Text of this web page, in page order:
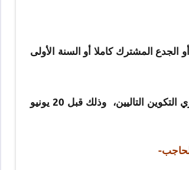
الجدع المشترك كاملا أو السنة الأولى
من أجل اجتياز المباراة، تبعث ملفات الترشيح عن طريق البريد إلى عنواني أحد مركزي التكوين التاليين، وذلك قبل 20 يونيو